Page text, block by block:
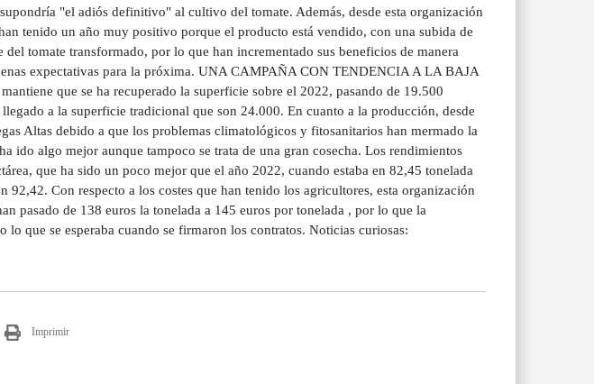
"el adiós definitivo" al cultivo del tomate. Además, desde esta organización
tenido un año muy positivo porque el producto está vendido, con una subida de
tomate transformado, por lo que han incrementado sus beneficios de manera
expectativas para la próxima. UNA CAMPAÑA CON TENDENCIA A LA BAJA
que se ha recuperado la superficie sobre el 2022, pasando de 19.500
a la superficie tradicional que son 24.000. En cuanto a la producción, desde
Altas debido a que los problemas climatológicos y fitosanitarios han mermado la
ido algo mejor aunque tampoco se trata de una gran cosecha. Los rendimientos
que ha sido un poco mejor que el año 2022, cuando estaba en 82,45 tonelada
92,42. Con respecto a los costes que han tenido los agricultores, esta organización
pasado de 138 euros la tonelada a 145 euros por tonelada , por lo que la
que se esperaba cuando se firmaron los contratos. Noticias curiosas:
Imprimir